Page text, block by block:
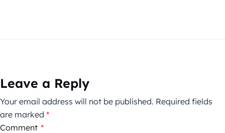
Leave a Reply
Your email address will not be published. Required fields
are marked *
Comment *